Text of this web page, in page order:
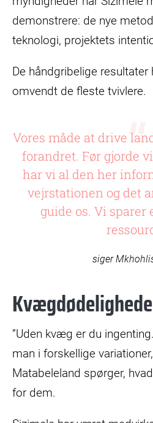
demonstrere: de nye
teknologi, projektets
De håndgribelige
omvendt de fleste tvivlere.
Vores måde at drive
forandret. Før gjorde
har vi al den her
vejrstationen og det
guide os. Vi sparer
siger
”Uden kvæg er du
man i forskellige
Matabeleland spørger,
for dem.